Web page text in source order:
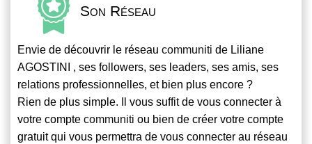
Son Réseau
Envie de découvrir le réseau communiti de Liliane
AGOSTINI , ses followers, ses leaders, ses amis, ses
relations professionnelles, et bien plus encore ?
Rien de plus simple. Il vous suffit de vous connecter à
votre compte communiti ou bien de créer votre compte
gratuit qui vous permettra de vous connecter au réseau